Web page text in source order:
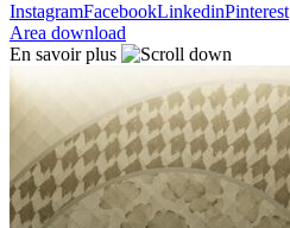
InstagramFacebookLinkedinPinterest
Area download
En savoir plus